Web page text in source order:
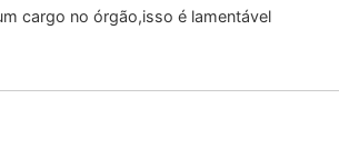
cargo no órgão,isso é lamentável